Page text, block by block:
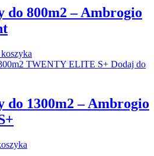
do 800m2 – Ambrogio
Dodaj do
do 1300m2 – Ambrogio